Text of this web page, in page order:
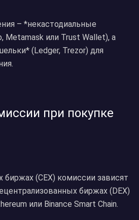
– *некастодиальные
Metamask или Trust Wallet), а
(Ledger, Trezor) для
при покупке
биржах (CEX) комиссии зависят
биржах (DEX)
или Binance Smart Chain.